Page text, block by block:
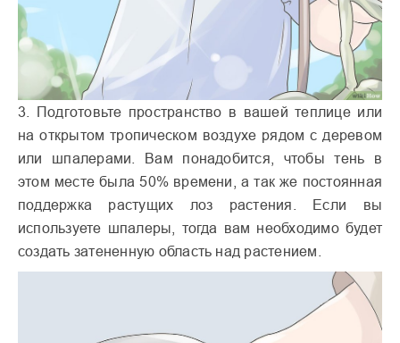
3. Подготовьте пространство в вашей теплице или
на открытом тропическом воздухе рядом с деревом
или шпалерами. Вам понадобится, чтобы тень в
этом месте была 50% времени, а так же постоянная
поддержка растущих лоз растения. Если вы
используете шпалеры, тогда вам необходимо будет
создать затененную область над растением.